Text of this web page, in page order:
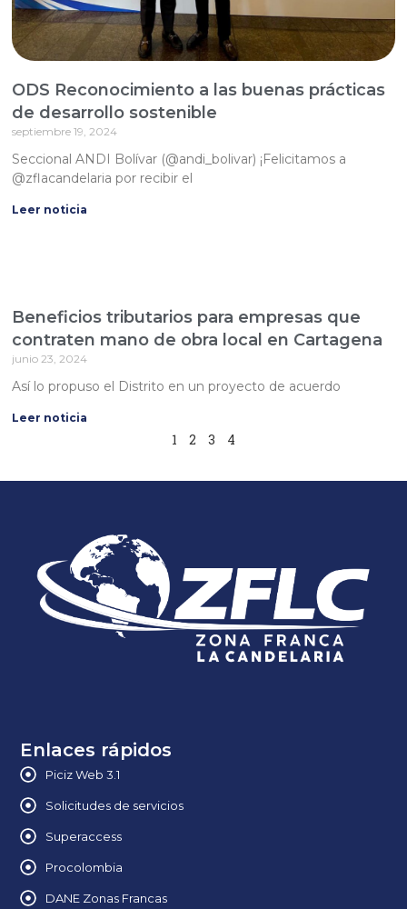
ODS Reconocimiento a las buenas prácticas
de desarrollo sostenible
septiembre 19, 2024
Seccional ANDI Bolívar (@andi_bolivar) ¡Felicitamos a
@zflacandelaria por recibir el
Leer noticia
Beneficios tributarios para empresas que
contraten mano de obra local en Cartagena
junio 23, 2024
Así lo propuso el Distrito en un proyecto de acuerdo
Leer noticia
1 2 3 4
Enlaces rápidos
Piciz Web 3.1
Solicitudes de servicios
Superaccess
Procolombia
DANE Zonas Francas